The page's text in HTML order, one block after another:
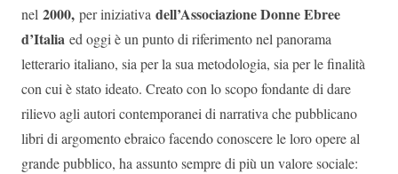
nel 2000, per iniziativa dell’Associazione Donne Ebree
d’Italia ed oggi è un punto di riferimento nel panorama
letterario italiano, sia per la sua metodologia, sia per le finalità
con cui è stato ideato. Creato con lo scopo fondante di dare
rilievo agli autori contemporanei di narrativa che pubblicano
libri di argomento ebraico facendo conoscere le loro opere al
grande pubblico, ha assunto sempre di più un valore sociale: